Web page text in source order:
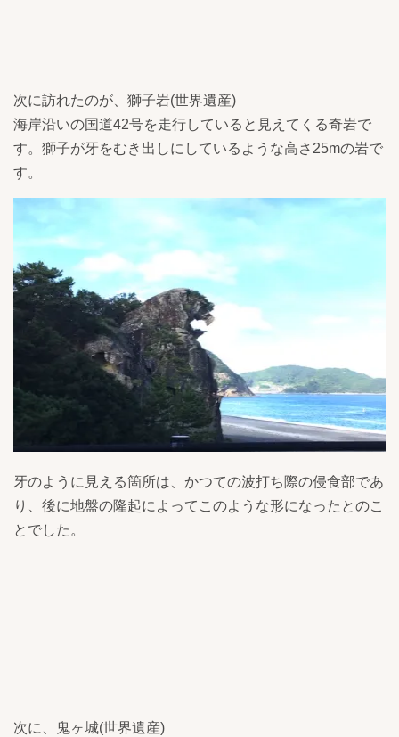
次に訪れたのが、獅子岩(世界遺産)
海岸沿いの国道42号を走行していると見えてくる奇岩で
す。獅子が牙をむき出しにしているような高さ25mの岩で
す。
牙のように見える箇所は、かつての波打ち際の侵食部であ
り、後に地盤の隆起によってこのような形になったとのこ
とでした。
次に、鬼ヶ城(世界遺産)